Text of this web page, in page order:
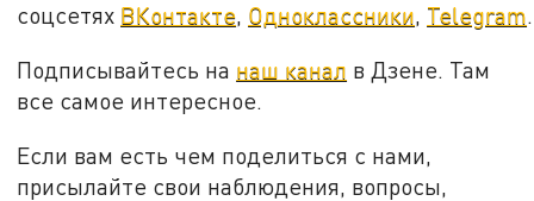
соцсетях ВКонтакте, Одноклассники, Telegram.
Подписывайтесь на наш канал в Дзене. Там
все самое интересное.
Если вам есть чем поделиться с нами,
присылайте свои наблюдения, вопросы,